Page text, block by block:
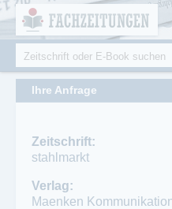
Fachzeitungen.de -
Fachmagazine
Suchformular
Suche
Ihre Anfrage
Zeitschrift:
stahlmarkt
Verlag:
Maenken
Cookie-Einstellungen